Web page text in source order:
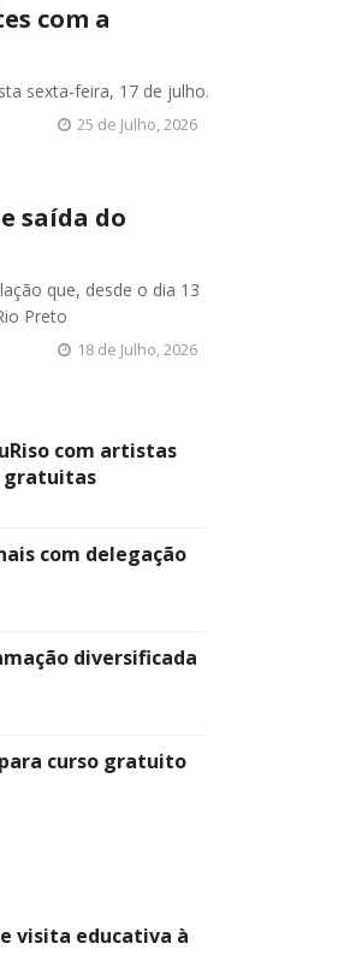
com a
sexta-feira, 17 de julho.
25 de Julho, 2026
saída do
que, desde o dia 13
Preto
18 de Julho, 2026
com artistas
gratuitas
com delegação
diversificada
para curso gratuito
visita educativa à